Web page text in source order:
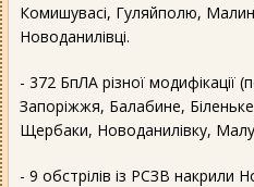
Комишувасі, Гуляйполю,
Новоданилівці.
- 372 БпЛА різної модифікації
Запоріжжя, Балабине,
Щербаки, Новоданилівку,
- 9 обстрілів із РСЗВ накрили